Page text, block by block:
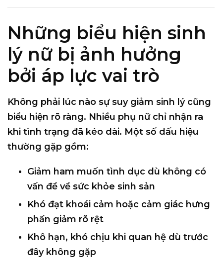
Những biểu hiện sinh
lý nữ bị ảnh hưởng
bởi áp lực vai trò
Không phải lúc nào sự suy giảm sinh lý cũng
biểu hiện rõ ràng. Nhiều phụ nữ chỉ nhận ra
khi tình trạng đã kéo dài. Một số dấu hiệu
thường gặp gồm:
Giảm ham muốn tình dục dù không có
vấn đề về sức khỏe sinh sản
Khó đạt khoái cảm hoặc cảm giác hưng
phấn giảm rõ rệt
Khô hạn, khó chịu khi quan hệ dù trước
đây không gặp